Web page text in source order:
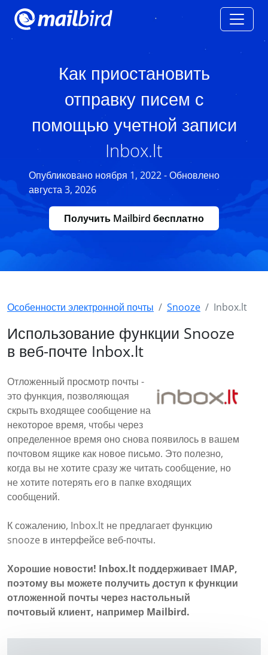
Как приостановить
отправку писем с
помощью учетной записи
Inbox.lt
Опубликовано ноября 1, 2022 - Обновлено
августа 3, 2026
Получить Mailbird бесплатно
Особенности электронной почты Snooze Inbox.lt
Использование функции Snooze
в веб-почте Inbox.lt
Отложенный просмотр почты -
это функция, позволяющая
скрыть входящее сообщение на
некоторое время, чтобы через
определенное время оно снова появилось в вашем
почтовом ящике как новое письмо. Это полезно,
когда вы не хотите сразу же читать сообщение, но
не хотите потерять его в папке входящих
сообщений.
К сожалению, Inbox.lt не предлагает функцию
snooze в интерфейсе веб-почты.
Хорошие новости! Inbox.lt поддерживает IMAP,
поэтому вы можете получить доступ к функции
отложенной почты через настольный
почтовый клиент, например Mailbird.